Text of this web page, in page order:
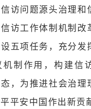
访问题源头治理和
访工作体制机制改
五项任务，充分发
制作用，构建信
，为推进社会治理
平安中国作出新贡